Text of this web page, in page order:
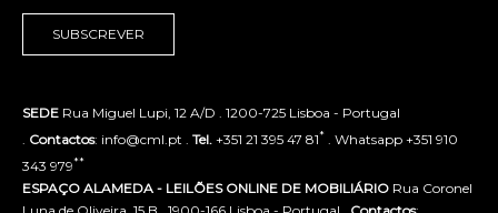
SUBSCREVER
SEDE Rua Miguel Lupi, 12 A/D . 1200-725 Lisboa - Portugal
. Contactos: info@cml.pt . Tel. +351 21 395 47 81* . Whatsapp +351 910
343 979**
ESPAÇO ALAMEDA - LEILÕES ONLINE DE MOBILIÁRIO Rua Coronel